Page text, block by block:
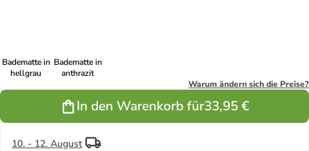
Badematte in
hellgrau
Badematte in
anthrazit
Warum ändern sich die Preise?
In den Warenkorb für33,95 €
10. - 12. August